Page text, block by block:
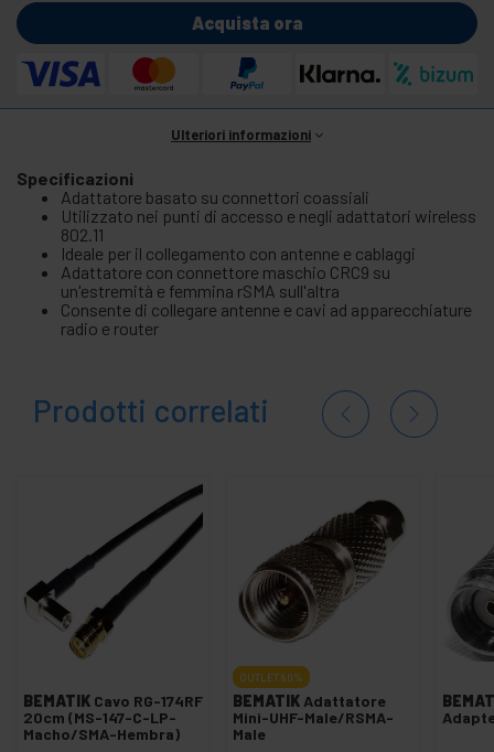
Acquista ora
Ulteriori informazioni
Specificazioni
Adattatore basato su connettori coassiali
Utilizzato nei punti di accesso e negli adattatori wireless
802.11
Ideale per il collegamento con antenne e cablaggi
Adattatore con connettore maschio CRC9 su
un'estremità e femmina rSMA sull'altra
Consente di collegare antenne e cavi ad apparecchiature
radio e router
Prodotti correlati
BEMATIK Cavo RG-174RF
20cm (MS-147-C-LP-
Macho/SMA-Hembra)
OUTLET80%
BEMATIK Adattatore
Mini-UHF-Male/RSMA-
Male